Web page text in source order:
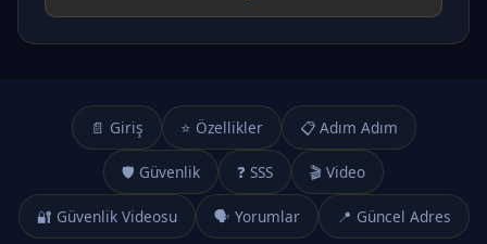
📄 Giriş ⭐ Özellikler 📋 Adım Adım
🛡️ Güvenlik ❓ SSS 🎬 Video
🔐 Güvenlik Videosu 🗣️ Yorumlar 📍 Güncel Adres